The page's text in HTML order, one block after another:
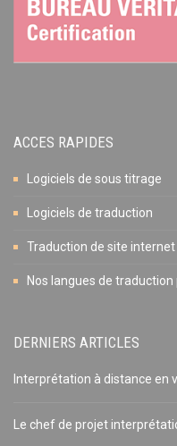
ACCES RAPIDES
Logiciels de sous titrage
Logiciels de traduction
Traduction de site
Nos langues de
DERNIERS ARTICLES
Interprétation à distance en
Le chef de projet